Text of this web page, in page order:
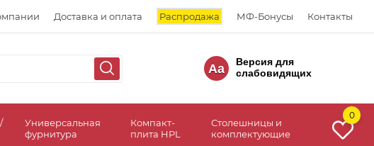
Доставка и оплата Распродажа МФ-Бонусы Контакты
Aa
Версия для
слабовидящих
Универсальная
фурнитура
Компакт-
плита HPL
Столешницы и
комплектующие
0